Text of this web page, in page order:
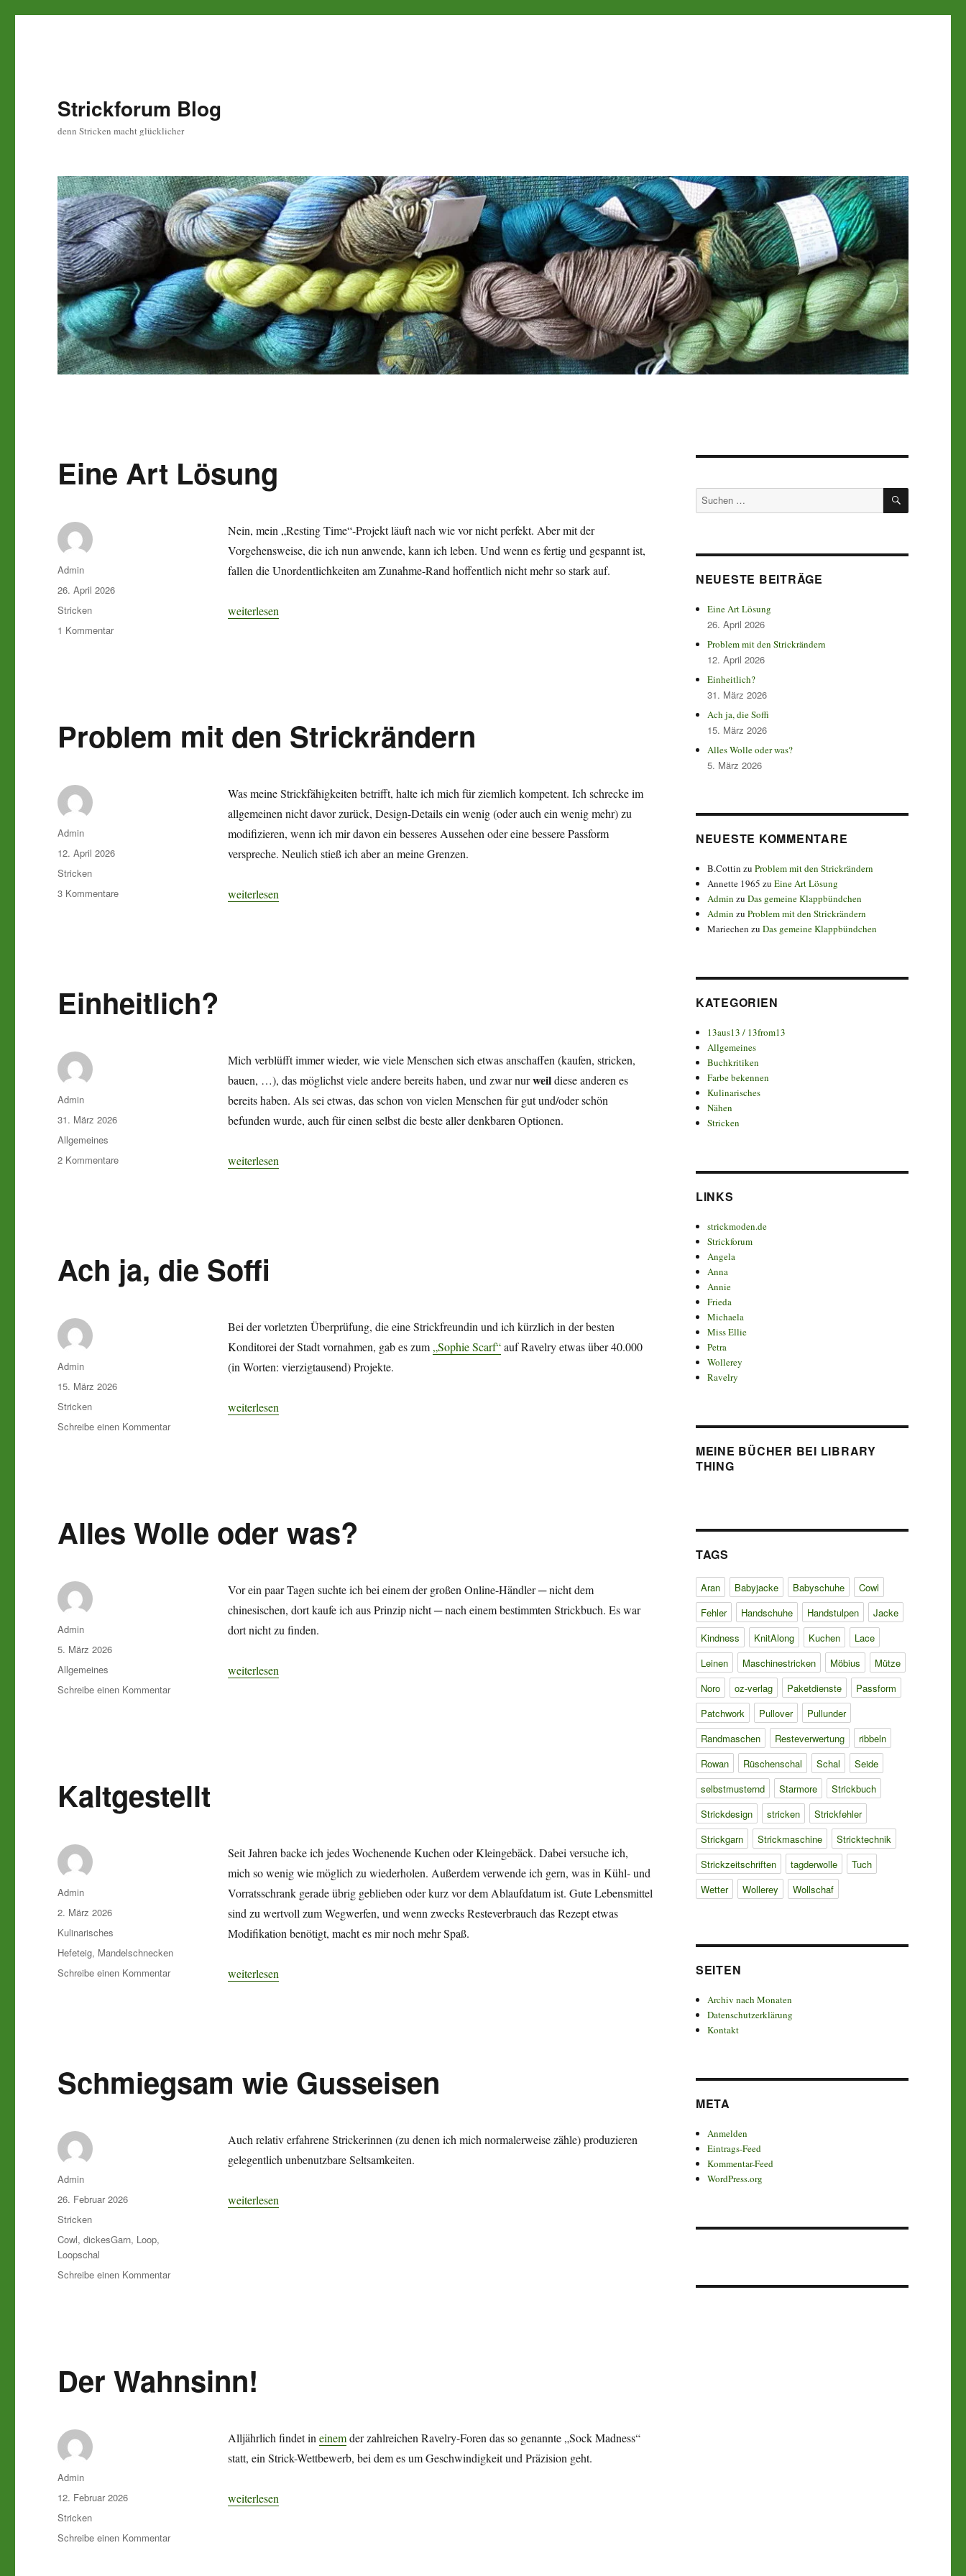
Strickforum Blog
denn Stricken macht glücklicher
Eine Art Lösung
Nein, mein „Resting Time“-Projekt läuft nach wie vor nicht perfekt. Aber mit der
Vorgehensweise, die ich nun anwende, kann ich leben. Und wenn es fertig und gespannt ist,
fallen die Unordentlichkeiten am Zunahme-Rand hoffentlich nicht mehr so stark auf.
„Eine Art Lösung“
weiterlesen
Autor
Admin
Veröffentlicht
am
26. April 2026
Kategorien
Stricken
1 Kommentarzu
Problem mit den Strickrändern
Was meine Strickfähigkeiten betrifft, halte ich mich für ziemlich kompetent. Ich schrecke im
allgemeinen nicht davor zurück, Design-Details ein wenig (oder auch ein wenig mehr) zu
modifizieren, wenn ich mir davon ein besseres Aussehen oder eine bessere Passform
verspreche. Neulich stieß ich aber an meine Grenzen.
„Problem mit den Strickrändern“
weiterlesen
Autor
Admin
Veröffentlicht
am
12. April 2026
Kategorien
Stricken
3 Kommentarezu
Einheitlich?
Mich verblüfft immer wieder, wie viele Menschen sich etwas anschaffen (kaufen, stricken,
bauen, …), das möglichst viele andere bereits haben, und zwar nurweildiese anderen es
bereits haben. Als sei etwas, das schon von vielen Menschen für gut und/oder schön
befunden wurde, auch für einen selbst die beste aller denkbaren Optionen.
„Einheitlich?“
weiterlesen
Autor
Admin
Veröffentlicht
am
31. März 2026
Kategorien
Allgemeines
2 Kommentarezu
Ach ja, die Soffi
Bei der vorletzten Überprüfung, die eine Strickfreundin und ich kürzlich in der besten
Konditorei der Stadt vornahmen, gab es zum „Sophie Scarf“auf Ravelry etwas über 40.000
(in Worten: vierzigtausend) Projekte.
„Ach ja, die Soffi“
weiterlesen
Autor
Admin
Veröffentlicht
am
15. März 2026
Kategorien
Stricken
Schreibe einen Kommentarzu
Alles Wolle oder was?
Vor ein paar Tagen suchte ich bei einem der großen Online-Händler ─ nicht dem
chinesischen, dort kaufe ich aus Prinzip nicht ─ nach einem bestimmten Strickbuch. Es war
dort nicht zu finden.
„Alles Wolle oder was?“
weiterlesen
Autor
Admin
Veröffentlicht
am
5. März 2026
Kategorien
Allgemeines
Schreibe einen Kommentarzu
Kaltgestellt
Seit Jahren backe ich jedes Wochenende Kuchen oder Kleingebäck. Dabei versuche ich,
mich so wenig wie möglich zu wiederholen. Außerdem verwende ich gern, was in Kühl- und
Vorratsschrank gerade übrig geblieben oder kurz vor dem Ablaufdatum ist. Gute Lebensmittel
sind zu wertvoll zum Wegwerfen, und wenn zwecks Resteverbrauch das Rezept etwas
Modifikation benötigt, macht es mir noch mehr Spaß.
„Kaltgestellt“
weiterlesen
Autor
Admin
Veröffentlicht
am
2. März 2026
Kategorien
Kulinarisches
Schlagwörter
Hefeteig, Mandelschnecken
Schreibe einen Kommentarzu
Schmiegsam wie Gusseisen
Auch relativ erfahrene Strickerinnen (zu denen ich mich normalerweise zähle) produzieren
gelegentlich unbenutzbare Seltsamkeiten.
„Schmiegsam wie Gusseisen“
weiterlesen
Autor
Admin
Veröffentlicht
am
26. Februar 2026
Kategorien
Stricken
Schlagwörter
Cowl,dickesGarn, Loop,
Loopschal
Schreibe einen Kommentarzu
Der Wahnsinn!
Alljährlich findet in einemder zahlreichen Ravelry-Foren das so genannte „Sock Madness“
statt, ein Strick-Wettbewerb, bei dem es um Geschwindigkeit und Präzision geht.
„Der Wahnsinn!“
weiterlesen
Autor
Admin
Veröffentlicht
am
12. Februar 2026
Kategorien
Stricken
Schreibe einen Kommentarzu
Suchen
nach:
SUCHEN
NEUESTE BEITRÄGE
Eine Art Lösung
26. April 2026
Problem mit den Strickrändern
12. April 2026
Einheitlich?
31. März 2026
Ach ja, die Soffi
15. März 2026
Alles Wolle oder was?
5. März 2026
NEUESTE KOMMENTARE
B.Cottin zuProblem mit den Strickrändern
Annette 1965 zuEine Art Lösung
Admin zuDas gemeine Klappbündchen
Admin zuProblem mit den Strickrändern
Mariechen zuDas gemeine Klappbündchen
KATEGORIEN
13aus13 / 13from13
Allgemeines
Buchkritiken
Farbe bekennen
Kulinarisches
Nähen
Stricken
LINKS
strickmoden.de
Strickforum
Angela
Anna
Annie
Frieda
Michaela
Miss Ellie
Petra
Wollerey
Ravelry
MEINE BÜCHER BEI LIBRARY
THING
TAGS
Aran Babyjacke Babyschuhe
Cowl
Fehler
Handschuhe Handstulpen
Jacke
Kindness
KnitAlong Kuchen
Lace
Leinen
Maschinestricken Möbius
Mütze
Noro
oz-verlag Paketdienste
Passform
Patchwork
Pullover
Pullunder
Randmaschen
Resteverwertung
ribbeln
Rowan
Rüschenschal Schal
Seide
selbstmusternd
Starmore
Strickbuch
Strickdesign
stricken
Strickfehler
Strickgarn
Strickmaschine
Stricktechnik
Strickzeitschriften
tagderwolle
Tuch
Wetter
Wollerey Wollschaf
SEITEN
Archiv nach Monaten
Datenschutzerklärung
Kontakt
META
Anmelden
Eintrags-Feed
Kommentar-Feed
WordPress.org